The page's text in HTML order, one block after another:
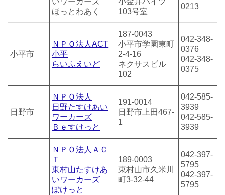
ほっとわあく
103号室
0213
小平市
ＮＰＯ法人ACT
小平
らいふえいど
187-0043
小平市学園東町
2-4-16
ネクサスビル
102
042-348-
0376
042-348-
0375
日野市
ＮＰＯ法人
日野たすけあい
ワーカーズ
Ｂｅすけっと
191-0014
日野市上田467-
1
042-585-
3939
042-585-
3939
ＮＰＯ法人ＡＣ
Ｔ
東村山たすけあ
いワーカーズ
ぽけっと
189-0003
東村山市久米川
町3-32-44
042-397-
5795
042-397-
5795